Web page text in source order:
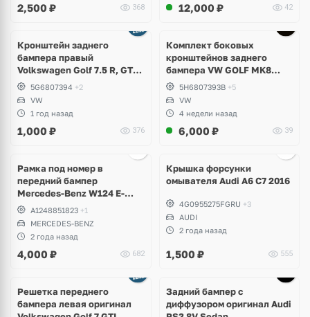
2,500 ₽ 368 12,000 ₽ 42
Кронштейн заднего
бампера правый
Volkswagen Golf 7.5 R, GTI,
GTD, e-Golf
5G6807394 +2
VW
1 год назад
1,000 ₽ 376
Комплект боковых
кронштейнов заднего
бампера VW GOLF MK8
5H6807393B; 5H6807394B
5H6807393B +5
VW
4 недели назад
6,000 ₽ 39
Рамка под номер в
передний бампер
Mercedes-Benz W124 E-
KlassA1248851823 +1
MERCEDES-BENZ
2 года назад
4,000 ₽ 682
Крышка форсунки
омывателя Audi A6 C7 2016
4G0955275FGRU +3
AUDI
2 года назад
1,500 ₽ 555
Решетка переднего
бампера левая оригинал
Задний бампер с
диффузором оригинал Audi